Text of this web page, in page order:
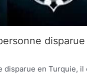
disparue en Turquie,